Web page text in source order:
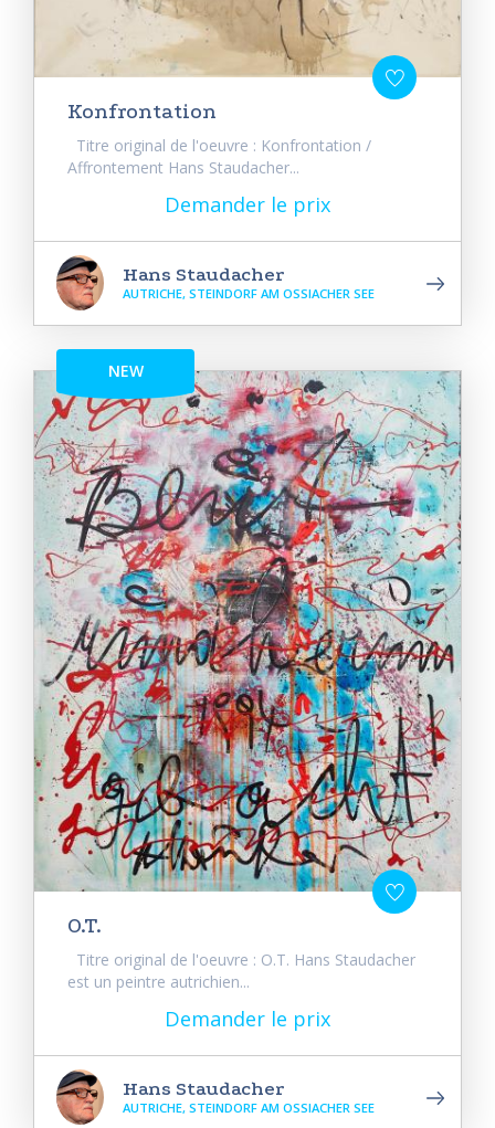
Konfrontation
Titre original de l'oeuvre : Konfrontation /
Affrontement Hans Staudacher...
Demander le prix
Hans Staudacher
AUTRICHE, STEINDORF AM OSSIACHER SEE
NEW
O.T.
Titre original de l'oeuvre : O.T. Hans Staudacher
est un peintre autrichien...
Demander le prix
Hans Staudacher
AUTRICHE, STEINDORF AM OSSIACHER SEE